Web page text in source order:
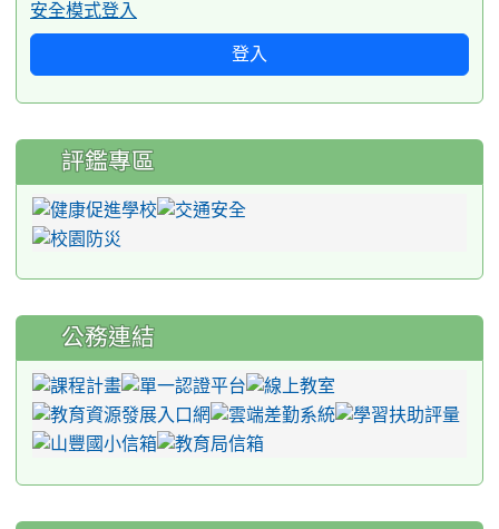
安全模式登入
登入
評鑑專區
公務連結